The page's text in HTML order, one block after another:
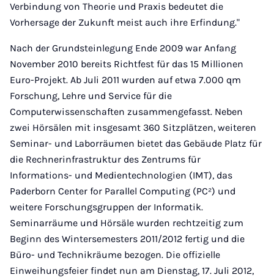
Verbindung von Theorie und Praxis bedeutet die
Vorhersage der Zukunft meist auch ihre Erfindung."
Nach der Grundsteinlegung Ende 2009 war Anfang
November 2010 bereits Richtfest für das 15 Millionen
Euro-Projekt. Ab Juli 2011 wurden auf etwa 7.000 qm
Forschung, Lehre und Service für die
Computerwissenschaften zusammengefasst. Neben
zwei Hörsälen mit insgesamt 360 Sitzplätzen, weiteren
Seminar- und Laborräumen bietet das Gebäude Platz für
die Rechnerinfrastruktur des Zentrums für
Informations- und Medientechnologien (IMT), das
Paderborn Center for Parallel Computing (PC²) und
weitere Forschungsgruppen der Informatik.
Seminarräume und Hörsäle wurden rechtzeitig zum
Beginn des Wintersemesters 2011/2012 fertig und die
Büro- und Technikräume bezogen. Die offizielle
Einweihungsfeier findet nun am Dienstag, 17. Juli 2012,